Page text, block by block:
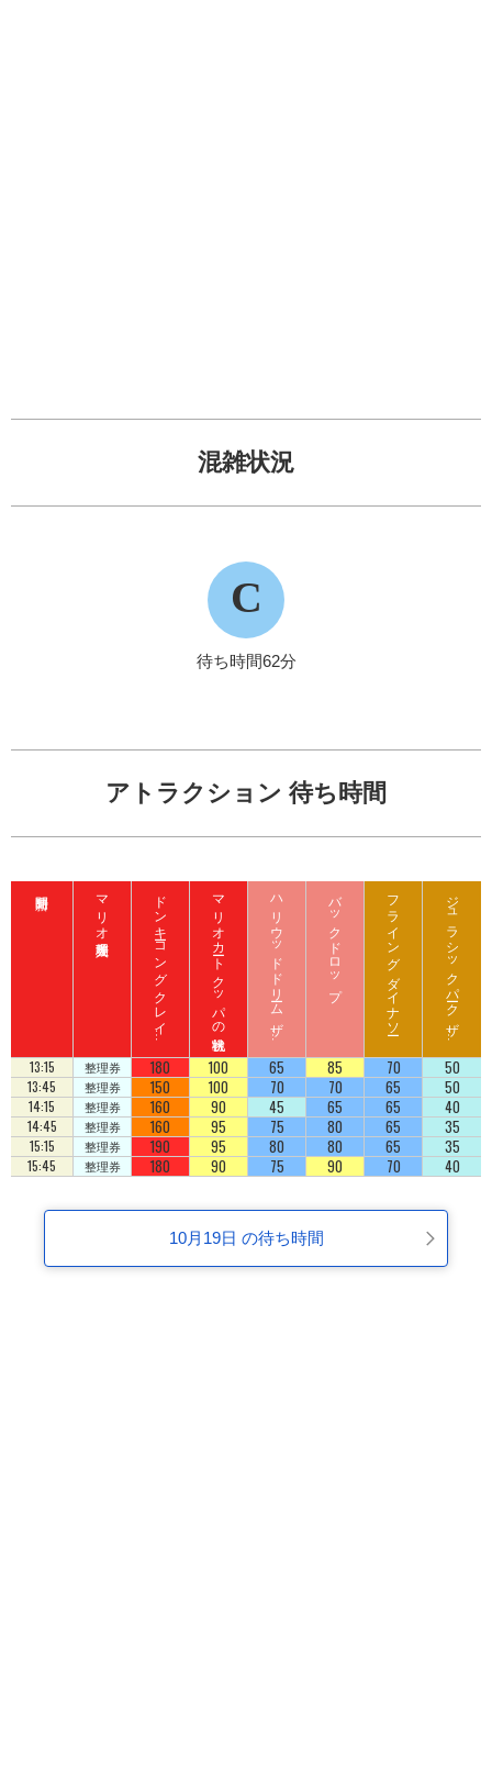
混雑状況
C
待ち時間62分
アトラクション 待ち時間
マリオ入場整理券 ド
ン
キ
ーコ
ン
グ
ク
レ
イ
ジ
ート
ロ
ッ
コ
マリオカート クッパの挑戦状 ハ
リ
ウ
ッ
ド
ド
リ
ーム
ザ
ラ
イ
ド
バックドロップ フライング ダイナソー ジ
ュ
ラ
シ
ッ
ク
パ
ーク
ザ
ラ
イ
ド
13:15 整理券 180 100 65 85 70 50
13:45 整理券 150 100 70 70 65 50
14:15 整理券 160 90 45 65 65 40
14:45 整理券 160 95 75 80 65 35
15:15 整理券 190 95 80 80 65 35
15:45 整理券 180 90 75 90 70 40
10月19日 の待ち時間